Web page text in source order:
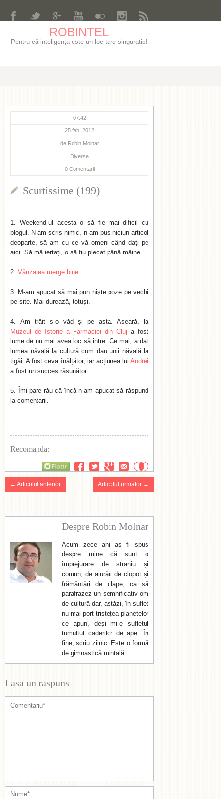
ROBINTEL
Pentru că inteligența este un loc tare singuratic!
07:42
25 feb. 2012
de Robin Molnar
Diverse
0 Comentarii
Scurtissime (199)
Weekend-ul acesta o să fie mai dificil cu
blogul. N-am scris nimic, n-am pus niciun articol
deoparte, să am cu ce vă omeni când dați pe
aici. Să mă iertați, o să fiu plecat până mâine.
Vânzarea merge bine.
M-am apucat să mai pun niște poze pe vechi
pe site. Mai durează, totuși.
Am trăit s-o văd și pe asta. Aseară, la
Muzeul de Istorie a Farmaciei din Cluj a fost
lume de nu mai avea loc să intre. Ce mai, a dat
lumea năvală la cultură cum dau unii năvală la
tigăi. A fost ceva înălțător, iar acțiunea lui Andrei
a fost un succes răsunător.
Îmi pare rău că încă n-am apucat să răspund
la comentarii.
Recomanda:
← Articolul anterior Articolul urmator →
Despre Robin Molnar
Acum zece ani aș fi spus
despre mine că sunt o
împrejurare de straniu și
comun, de aiurări de clopot și
frământări de clape, ca să
parafrazez un semnificativ om
de cultură dar, astăzi, în suflet
nu mai port tristețea planetelor
ce apun, deși mi-e sufletul
tumultul căderilor de ape. În
fine, scriu zilnic. Este o formă
de gimnastică mintală.
Lasa un raspuns